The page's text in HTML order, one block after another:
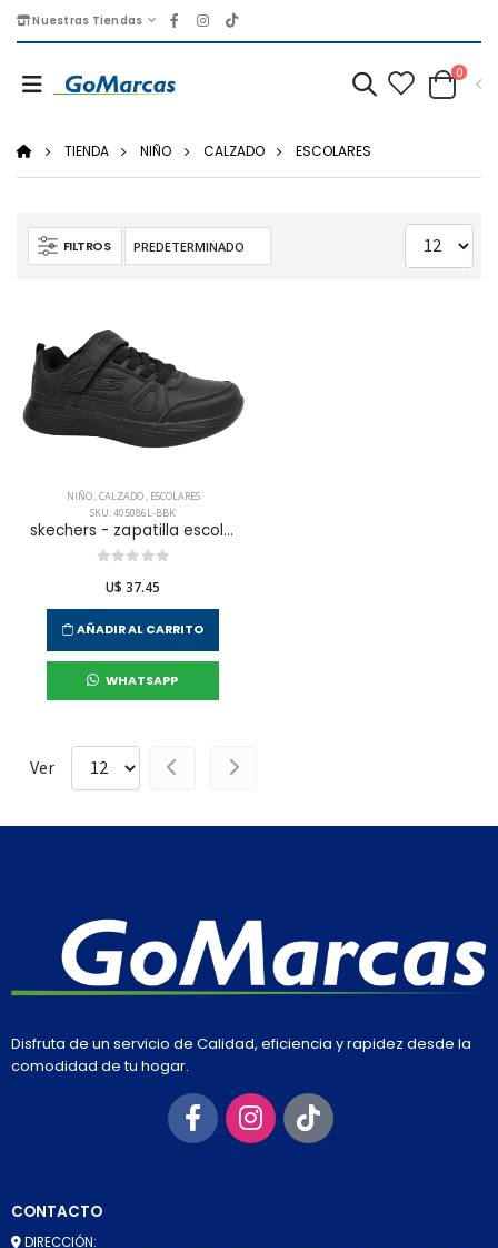
Nuestras Tiendas
0
TIENDA NIÑO CALZADO ESCOLARES
FILTROS
NIÑO,CALZADO, ESCOLARES
SKU: 405086L-BBK
skechers - zapatilla escolar go run 400 v2 para niño junior
U$ 37.45
AÑADIR AL CARRITO
WHATSAPP
Ver
Disfruta de un servicio de Calidad, eficiencia y rapidez desde la
comodidad de tu hogar.
CONTACTO
DIRECCIÓN: